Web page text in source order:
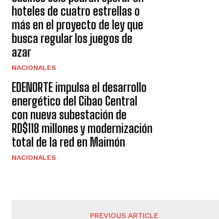
hoteles de cuatro estrellas o
más en el proyecto de ley que
busca regular los juegos de
azar
NACIONALES
EDENORTE impulsa el desarrollo
energético del Cibao Central
con nueva subestación de
RD$118 millones y modernización
total de la red en Maimón
NACIONALES
PREVIOUS ARTICLE